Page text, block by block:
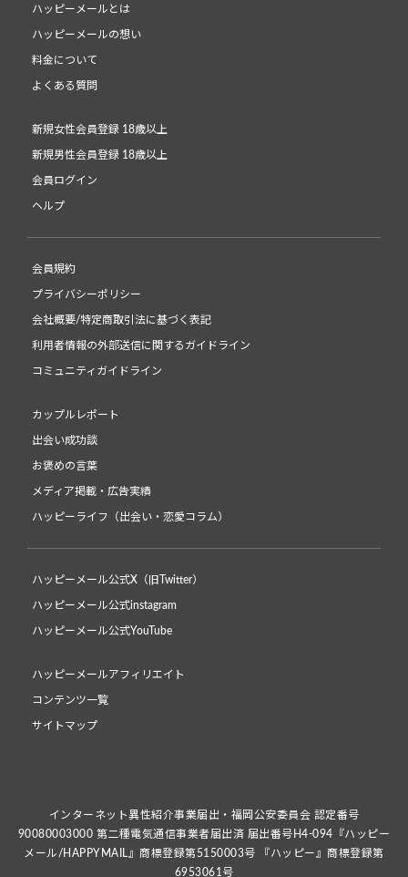
ハッピーメールとは
ハッピーメールの想い
料金について
よくある質問
新規女性会員登録 18歳以上
新規男性会員登録 18歳以上
会員ログイン
ヘルプ
会員規約
プライバシーポリシー
会社概要/特定商取引法に基づく表記
利用者情報の外部送信に関するガイドライン
コミュニティガイドライン
カップルレポート
出会い成功談
お褒めの言葉
メディア掲載・広告実績
ハッピーライフ（出会い・恋愛コラム）
ハッピーメール公式X（旧Twitter）
ハッピーメール公式instagram
ハッピーメール公式YouTube
ハッピーメールアフィリエイト
コンテンツ一覧
サイトマップ
インターネット異性紹介事業届出・福岡公安委員会 認定番号
90080003000 第二種電気通信事業者届出済 届出番号H4-094『ハッピー
メール/HAPPYMAIL』商標登録第5150003号 『ハッピー』商標登録第
6953061号